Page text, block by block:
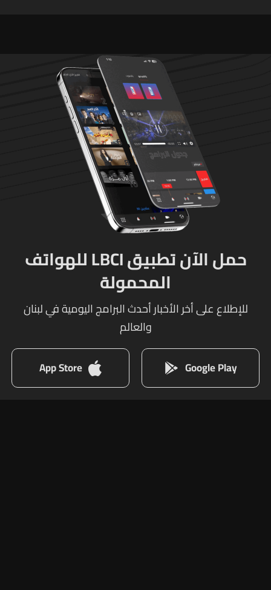
حمل الآن تطبيق LBCI للهواتف
المحمولة
للإطلاع على أخر الأخبار أحدث البرامج اليومية في لبنان
والعالم
Google Play
App Store